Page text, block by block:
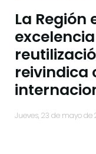
La Región
reivindica
jueves, 23 de mayo de